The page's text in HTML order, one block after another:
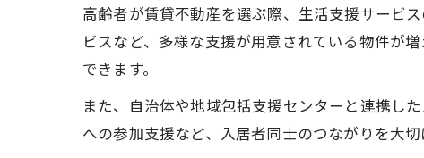
高齢者が賃貸不動産を選ぶ際、生活支援サービ
ビスなど、多様な支援が用意されている物件が
できます。
また、自治体や地域包括支援センターと連携し
への参加支援など、入居者同士のつながりを大